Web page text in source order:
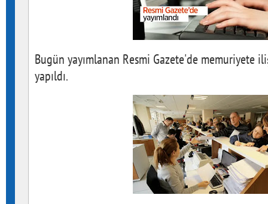
Bugün yayımlanan Resmi Gazete'de
yapıldı.